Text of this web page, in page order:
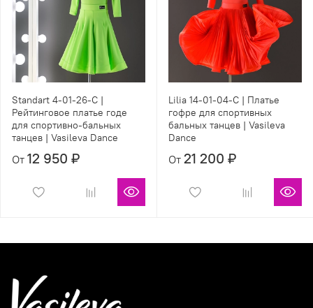
Standart 4-01-26-С |
Рейтинговое платье годе
для спортивно-бальных
танцев | Vasileva Dance
От 12 950 ₽
Lilia 14-01-04-С | Платье
гофре для спортивных
бальных танцев | Vasileva
Dance
От 21 200 ₽